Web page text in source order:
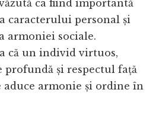
ca fiind importantă
caracterului personal și
armoniei sociale.
că un individ virtuos,
și respectul față
armonie și ordine în